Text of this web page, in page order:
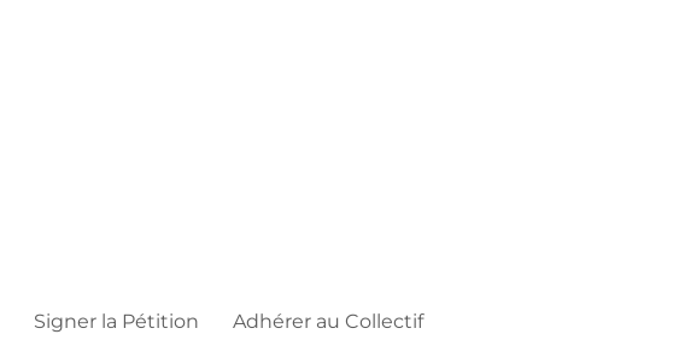
Signer la Pétition Adhérer au Collectif